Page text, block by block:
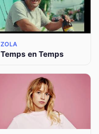
ZOLA
Temps en Temps